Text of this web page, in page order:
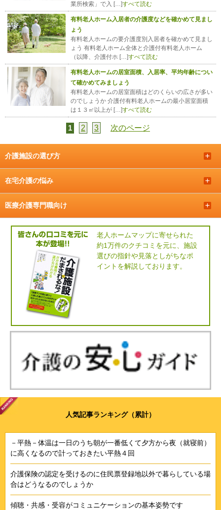
業所検索」で入 […]すべて読む
有料老人ホーム入居者の介護度などを確かめて見まし
ょう
有料老人ホームの要介護度別入居者を確かめて見まし
ょう 有料老人ホーム全体と介護付有料老人ホーム
（以降、介護付ホ […]すべて読む
有料老人ホームの居室面積、入居率、平均年齢につい
て確かめてみましょう
有料老人ホームの居室面積はどのくらいの広さが多い
のでしょうか 介護付有料老人ホームの最小居室面積
は１３㎡以上が […]すべて読む
1 2 3 次のページ
介護施設の選び方
在宅介護の悩み
医療介護専門職向け
老人ホームマップに寄せられた
約1万件のクチコミを元に、施設
選びの指針や見落としがちなポ
イントを解説しております。
人気記事ランキング（累計）
－平熱－体温は一日のうち朝が一番低くて夕方から夜（就寝前）
に高くなるので計っておきたい平熱４回
介護保険の認定を受けるのに住民票登録地以外で暮らしている場
合はどうなるのでしょうか
傾聴・共感・受容がコミュニケーションの基本姿勢です